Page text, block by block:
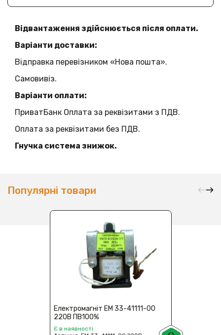
Відвантаження здійснюється після оплати.
Варіанти доставки:
Відправка перевізником «Нова пошта».
Самовивіз.
Варіанти оплати:
ПриватБанк Оплата за реквізитами з ПДВ.
Оплата за реквізитами без ПДВ.
Гнучка система знижок.
Популярні товари
Електромагніт ЕМ 33-41111-00
220В ПВ100%
Є в наявності